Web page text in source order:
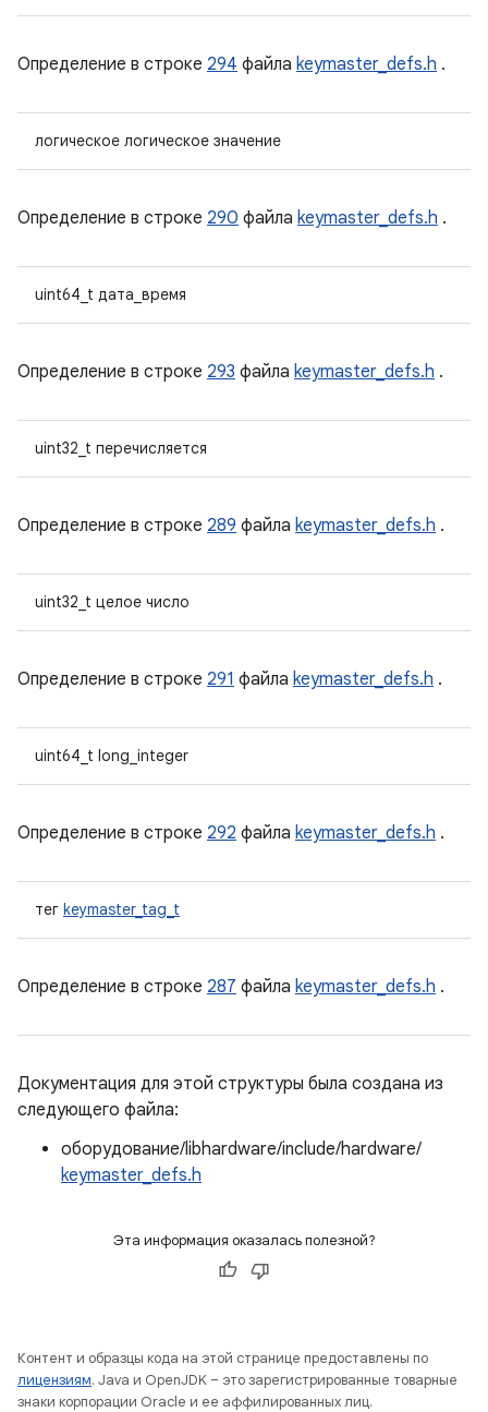
Определение в строке 294 файла keymaster_defs.h .
логическое логическое значение
Определение в строке 290 файла keymaster_defs.h .
uint64_t дата_время
Определение в строке 293 файла keymaster_defs.h .
uint32_t перечисляется
Определение в строке 289 файла keymaster_defs.h .
uint32_t целое число
Определение в строке 291 файла keymaster_defs.h .
uint64_t long_integer
Определение в строке 292 файла keymaster_defs.h .
тег keymaster_tag_t
Определение в строке 287 файла keymaster_defs.h .
Документация для этой структуры была создана из
следующего файла:
оборудование/libhardware/include/hardware/
keymaster_defs.h
Эта информация оказалась полезной?
Контент и образцы кода на этой странице предоставлены по
лицензиям. Java и OpenJDK – это зарегистрированные товарные
знаки корпорации Oracle и ее аффилированных лиц.